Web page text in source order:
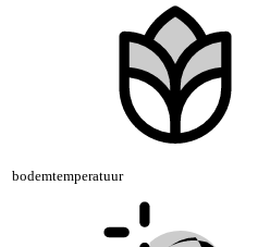
bodemtemperatuur